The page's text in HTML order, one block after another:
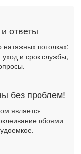
ответы
потолках:
уход и срок службы,
без проблем!
является
обоями